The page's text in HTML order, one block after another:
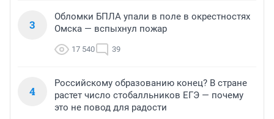
3
Обломки БПЛА упали в поле в окрестностях
Омска — вспыхнул пожар
17 540 39
4
Российскому образованию конец? В стране
растет число стобалльников ЕГЭ — почему
это не повод для радости